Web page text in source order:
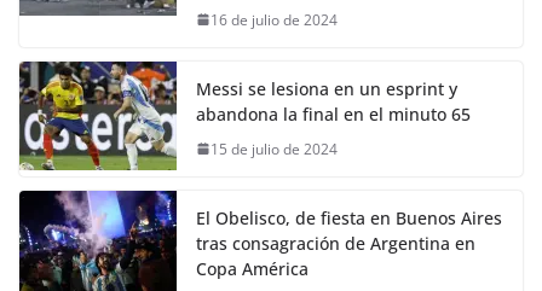
16 de julio de 2024
Messi se lesiona en un esprint y
abandona la final en el minuto 65
15 de julio de 2024
El Obelisco, de fiesta en Buenos Aires
tras consagración de Argentina en
Copa América